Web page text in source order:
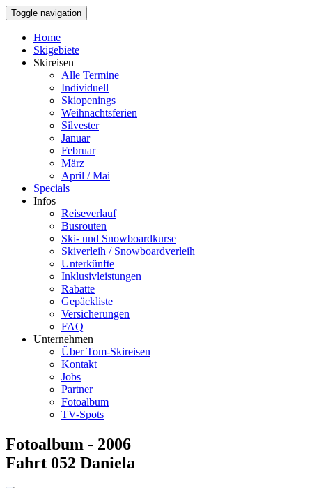
Toggle navigation
Home
Skigebiete
Skireisen
Alle Termine
Individuell
Skiopenings
Weihnachtsferien
Silvester
Januar
Februar
März
April / Mai
Specials
Infos
Reiseverlauf
Busrouten
Ski- und Snowboardkurse
Skiverleih / Snowboardverleih
Unterkünfte
Inklusivleistungen
Rabatte
Gepäckliste
Versicherungen
FAQ
Unternehmen
Über Tom-Skireisen
Kontakt
Jobs
Partner
Fotoalbum
TV-Spots
Fotoalbum - 2006
Fahrt 052 Daniela